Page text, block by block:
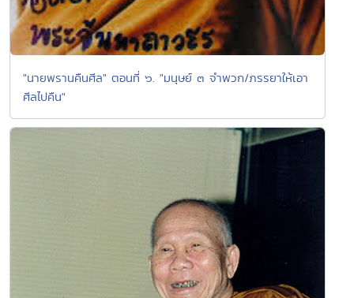
"นายพรานคืนศีล" ตอนที่ ๖. "มนุษย์ ๓ จำพวก/ภรรยาให้เอา
ศีลไปคืน"